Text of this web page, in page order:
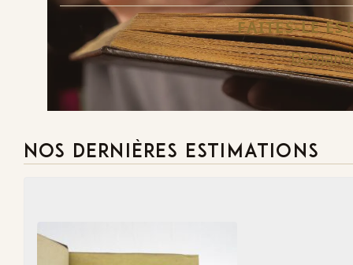
FAITES-LE
NOS DERNIÈRES ESTIMATIONS